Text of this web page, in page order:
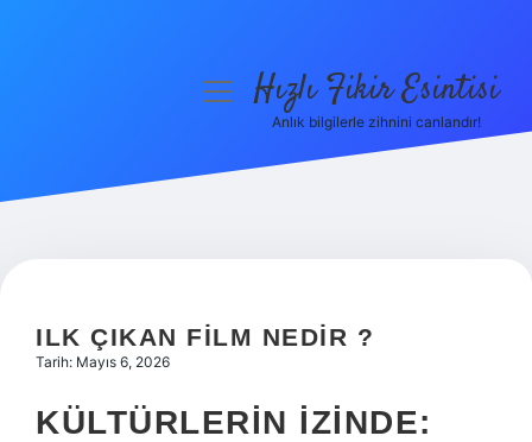
Hakkımızda
menüyüHızlı Fikir Esintisi
Anlık bilgilerle zihnini canlandır!
ILK ÇIKAN FILM NEDIR ?
Tarih: Mayıs 6, 2026
KÜLTÜRLERIN İZINDE: